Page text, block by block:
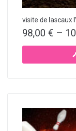
visite de lascaux
98,00 € –